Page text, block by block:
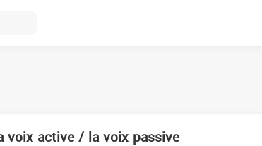
voix active / la voix passive